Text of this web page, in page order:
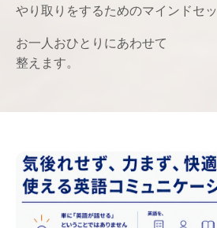
やり取りをするためのマインドセ
お一人おひとりにあわせて
整えます。